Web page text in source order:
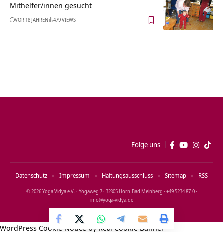
Mithelfer/innen gesucht
VOR 18 JAHREN 479 VIEWS
Folge uns
© 2026 Yoga Vidya e.V. · Yogaweg 7 · 32805 Horn‑Bad Meinberg · +49 5234 87‑0 ·
info@yoga‑vidya.de
Datenschutz Impressum Haftungsausschluss Sitemap RSS
WordPress Cookie Notice by Real Cookie Banner